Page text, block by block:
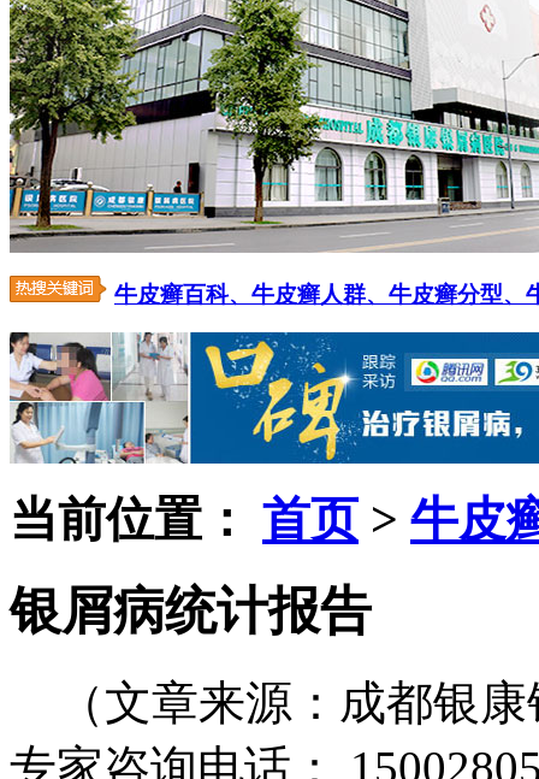
牛皮癣百科、 牛皮癣人群、 牛皮癣分型、
当前位置： 首页> 牛皮
银屑病统计报告
（文章来源：成都银
专家咨询电话：